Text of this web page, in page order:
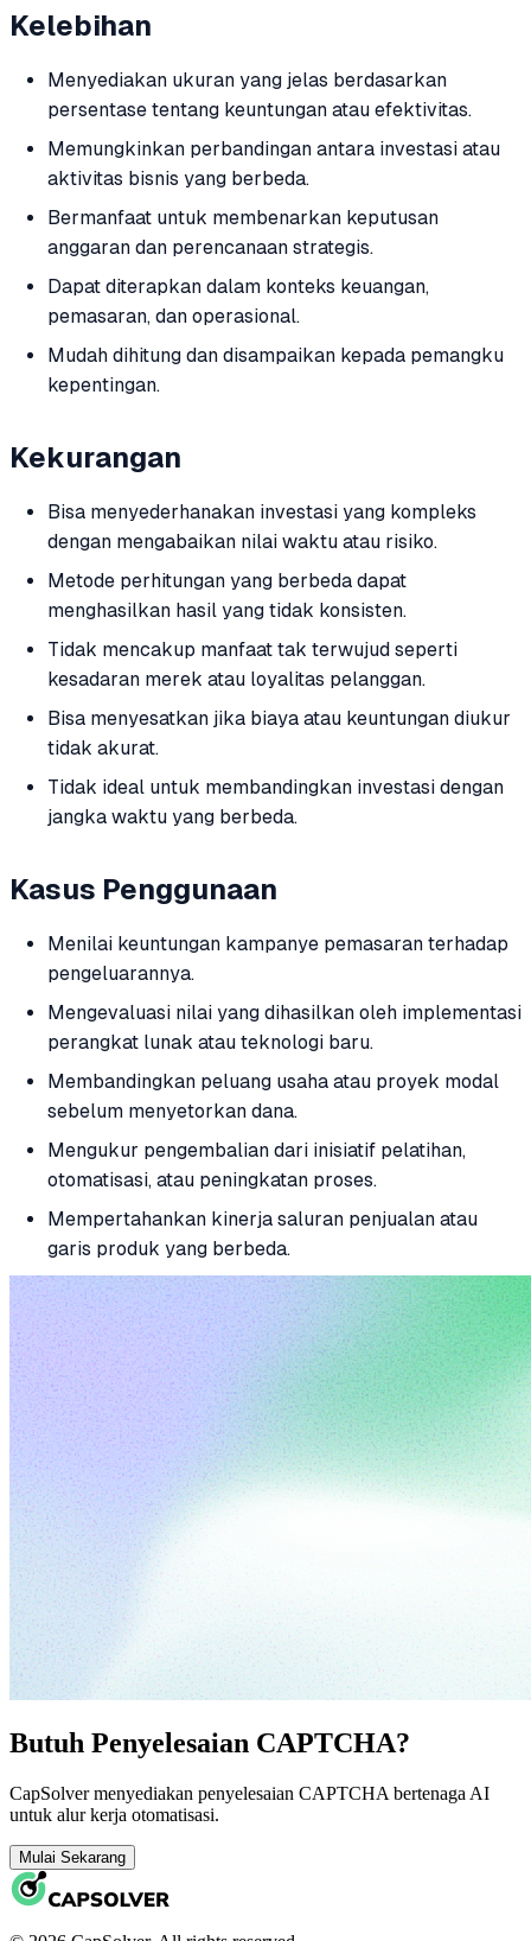
Kelebihan
Menyediakan ukuran yang jelas berdasarkan
persentase tentang keuntungan atau efektivitas.
Memungkinkan perbandingan antara investasi atau
aktivitas bisnis yang berbeda.
Bermanfaat untuk membenarkan keputusan
anggaran dan perencanaan strategis.
Dapat diterapkan dalam konteks keuangan,
pemasaran, dan operasional.
Mudah dihitung dan disampaikan kepada pemangku
kepentingan.
Kekurangan
Bisa menyederhanakan investasi yang kompleks
dengan mengabaikan nilai waktu atau risiko.
Metode perhitungan yang berbeda dapat
menghasilkan hasil yang tidak konsisten.
Tidak mencakup manfaat tak terwujud seperti
kesadaran merek atau loyalitas pelanggan.
Bisa menyesatkan jika biaya atau keuntungan diukur
tidak akurat.
Tidak ideal untuk membandingkan investasi dengan
jangka waktu yang berbeda.
Kasus Penggunaan
Menilai keuntungan kampanye pemasaran terhadap
pengeluarannya.
Mengevaluasi nilai yang dihasilkan oleh implementasi
perangkat lunak atau teknologi baru.
Membandingkan peluang usaha atau proyek modal
sebelum menyetorkan dana.
Mengukur pengembalian dari inisiatif pelatihan,
otomatisasi, atau peningkatan proses.
Mempertahankan kinerja saluran penjualan atau
garis produk yang berbeda.
Butuh Penyelesaian CAPTCHA?
CapSolver menyediakan penyelesaian CAPTCHA bertenaga AI
untuk alur kerja otomatisasi.
Mulai Sekarang